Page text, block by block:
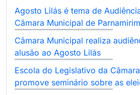
Agosto Lilás é tema de
Câmara Municipal de Parnamirim
Câmara Municipal realiza
alusão ao Agosto Lilás
Escola do Legislativo da
promove seminário sobre as